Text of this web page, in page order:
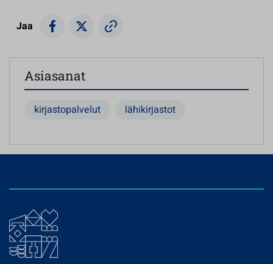
Jaa
Asiasanat
kirjastopalvelut lähikirjastot